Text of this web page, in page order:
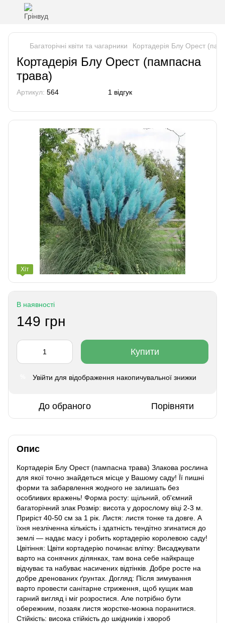
Багаторічні квіти та чагарники Кортадерія Блу Орест
Кортадерія Блу Орест (пампасна
трава)
Артикул: 564 1 відгук
Хіт
В наявності
149 грн
Купити
Увійти для відображення накопичувальної знижки
До обраного Порівняти
Опис
Кортадерія Блу Орест (пампасна трава) Злакова рослина
для якої точно знайдеться місце у Вашому саду! Її пишні
форми та забарвлення жодного не залишать без
особливих вражень! Форма росту: щільний, об'ємний
багаторічний злак Розмір: висота у дорослому віці 2-3 м.
Приріст 40-50 см за 1 рік. Листя: листя тонке та довге. А
їхня незліченна кількість і здатність тендітно згинатися до
землі — надає масу і робить кортадерію королевою саду!
Цвітіння: Цвіти кортадерію починає влітку: Висаджувати
варто на сонячних ділянках, там вона себе найкраще
відчуває та набуває насичених відтінків. Добре росте на
добре дренованих ґрунтах. Догляд: Після зимування
варто провести санітарне стриження, щоб кущик мав
гарний вигляд і міг розростися. Але потрібно бути
обережним, позаяк листя жорстке-можна поранитися.
Стійкість: висока стійкість до шкідників і хвороб